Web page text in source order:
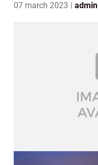
07 march 2023 admin